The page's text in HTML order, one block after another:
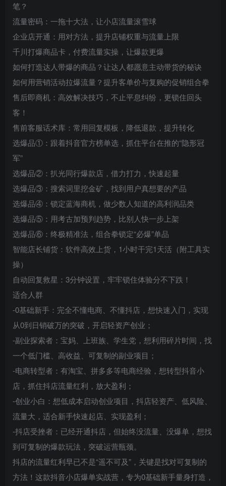
笔？
流量密码：一拖十大法，让小店流量滚雪球
企业店开通：用对方法，提升店铺权重与流量上限
千川打爆商品卡，付费流量实操，让爆款更爆
如何打造达人带爆的商品？让达人都愿意主动带货的秘诀
如何用营销活动拉爆流量？提升客单价与复购的促销组合拳
售后即商机：高效解决技巧，不止平息纠纷，更锁住回头
客！
售前客服话术库：常用回复模板，降低退款，提升转化
选爆品①：跟着抖音官方榜单选，抓住平台在推的“隐形冠
军”
选爆品②：扒光同行爆款店，借力打力，快速起量
选爆品③：搜索词里挖金矿，找到用户真想要的产品
选爆品④：锁定蓝海商机，做少数人知道的高利润品类
选爆品⑤：用考古加预判趋势，比别人快一步上架
选爆品⑥：终极精准法，组合拳锁定“必爆”单品
智能店长铺货：软件高效上货，1小时干完1天活（附工具实
操）
自动回复救星：3分钟设置，牢牢锁住体验分不下跌！
适合人群
-0基础新手：完全不懂电商、不懂抖店，想快速入门，实现
从0到日销破万的突破，开启轻资产创业；
-副业探索者：宝妈、上班族、学生党，想利用碎片时间，找
一个低门槛、高收益、可复制的副业项目；
-电商转型者：有淘宝、拼多多等电商经验，想转型抖音小
店，抓住抖店流量红利，放大盈利；
-创业小白：想低成本启动创业项目，抖店轻资产、低风险、
流量大，适合新手快速起店、实现盈利；
-抖店受挫者：已经开通抖店，但始终没流量、没爆单，想找
到可复制的爆款玩法，突破运营瓶颈。
抖店的流量红利早已不是“遥不可及”，关键是找对可复制的
方法！这款抖音小店爆单实战营，专为0基础新手量身打造，